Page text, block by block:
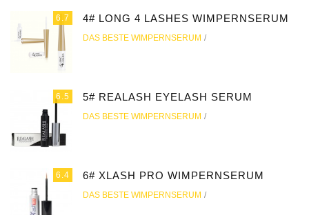
6.7 4# LONG 4 LASHES WIMPERNSERUM
DAS BESTE WIMPERNSERUM
6.5 5# REALASH EYELASH SERUM
DAS BESTE WIMPERNSERUM
6.4 6# XLASH PRO WIMPERNSERUM
DAS BESTE WIMPERNSERUM